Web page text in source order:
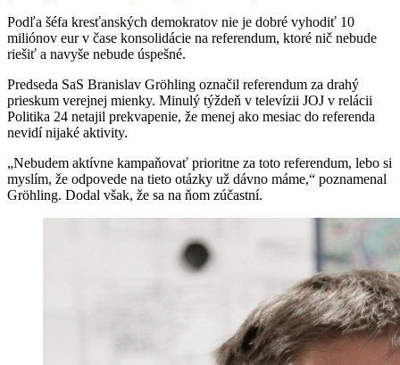
Podľa šéfa kresťanských demokratov nie je dobré vyhodiť 10
miliónov eur v čase konsolidácie na referendum, ktoré nič nebude
riešiť a navyše nebude úspešné.
Predseda SaS Branislav Gröhling označil referendum za drahý
prieskum verejnej mienky. Minulý týždeň v televízii JOJ v relácii
Politika 24 netajil prekvapenie, že menej ako mesiac do referenda
nevidí nijaké aktivity.
„Nebudem aktívne kampaňovať prioritne za toto referendum, lebo si
myslím, že odpovede na tieto otázky už dávno máme,“ poznamenal
Gröhling. Dodal však, že sa na ňom zúčastní.